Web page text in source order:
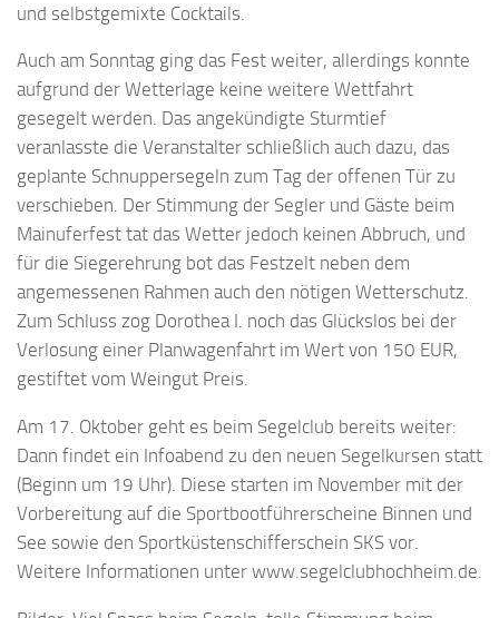
und selbstgemixte Cocktails.
Auch am Sonntag ging das Fest weiter, allerdings konnte
aufgrund der Wetterlage keine weitere Wettfahrt
gesegelt werden. Das angekündigte Sturmtief
veranlasste die Veranstalter schließlich auch dazu, das
geplante Schnuppersegeln zum Tag der offenen Tür zu
verschieben. Der Stimmung der Segler und Gäste beim
Mainuferfest tat das Wetter jedoch keinen Abbruch, und
für die Siegerehrung bot das Festzelt neben dem
angemessenen Rahmen auch den nötigen Wetterschutz.
Zum Schluss zog Dorothea I. noch das Glückslos bei der
Verlosung einer Planwagenfahrt im Wert von 150 EUR,
gestiftet vom Weingut Preis.
Am 17. Oktober geht es beim Segelclub bereits weiter:
Dann findet ein Infoabend zu den neuen Segelkursen statt
(Beginn um 19 Uhr). Diese starten im November mit der
Vorbereitung auf die Sportbootführerscheine Binnen und
See sowie den Sportküstenschifferschein SKS vor.
Weitere Informationen unter www.segelclubhochheim.de.